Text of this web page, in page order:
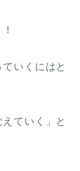
いくにはと
ていく」と